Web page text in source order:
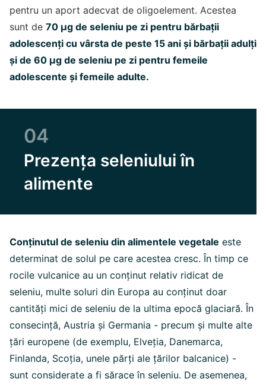
pentru un aport adecvat de oligoelement. Acestea
sunt de 70 µg de seleniu pe zi pentru bărbații
adolescenți cu vârsta de peste 15 ani și bărbații adulți
și de 60 µg de seleniu pe zi pentru femeile
adolescente și femeile adulte.
04
Prezența seleniului în
alimente
Conținutul de seleniu din alimentele vegetale este
determinat de solul pe care acestea cresc. În timp ce
rocile vulcanice au un conținut relativ ridicat de
seleniu, multe soluri din Europa au conținut doar
cantități mici de seleniu de la ultima epocă glaciară. În
consecință, Austria și Germania - precum și multe alte
țări europene (de exemplu, Elveția, Danemarca,
Finlanda, Scoția, unele părți ale țărilor balcanice) -
sunt considerate a fi sărace în seleniu. De asemenea,